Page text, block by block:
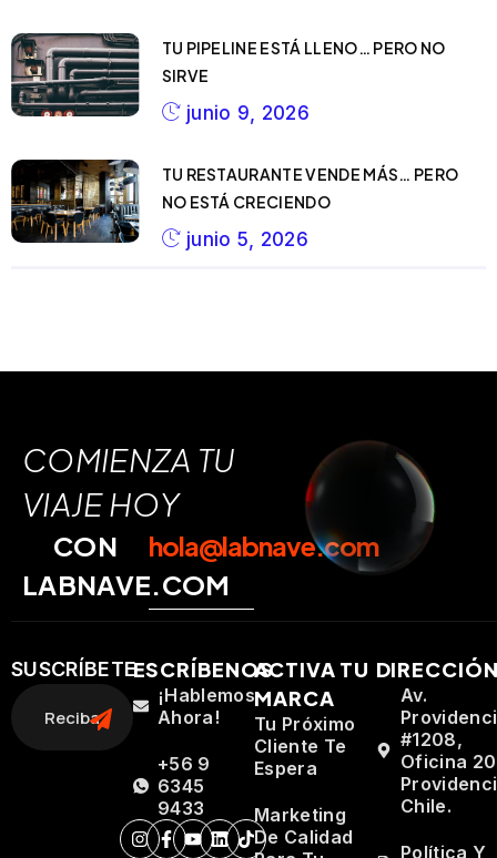
TU PIPELINE ESTÁ LLENO… PERO NO
SIRVE
junio 9, 2026
TU RESTAURANTE VENDE MÁS… PERO
NO ESTÁ CRECIENDO
junio 5, 2026
COMIENZA TU
VIAJE HOY
CON
LABNAVE.COM
hola@labnave.com
SUSCRÍBETEESCRÍBENOS
¡Hablemos
Ahora!
+56 9
6345
9433
ACTIVA TU
MARCA
Tu Próximo
Cliente Te
Espera
Marketing
De Calidad
Av.
#1208,
Oficina
Chile.
Política Y